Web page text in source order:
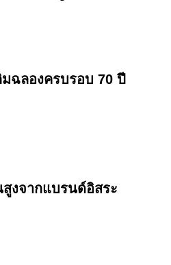
ฉลองครบรอบ 70 ปี
งจากแบรนด์อิสระ